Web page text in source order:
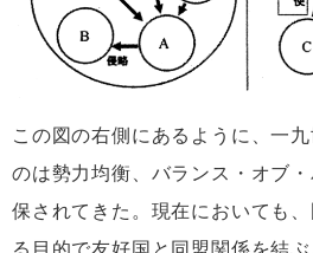
この図の右側にあるように、一
のは勢力均衡、バランス・オブ
保されてきた。現在においても